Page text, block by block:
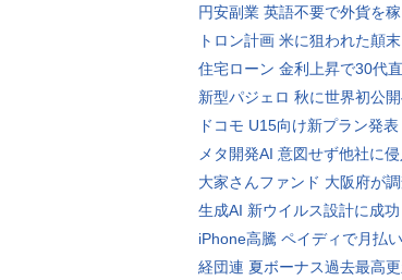
円安副業 英語不要で外貨を
トロン計画 米に狙われた顛末
住宅ローン 金利上昇で30代
新型パジェロ 秋に世界初公
ドコモ U15向け新プラン発表
メタ開発AI 意図せず他社に侵
大家さんファンド 大阪府が
生成AI 新ウイルス設計に成功
iPhone高騰 ペイディで月払い
経団連 夏ボーナス過去最高